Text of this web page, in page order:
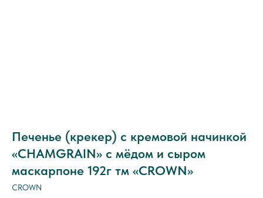
Печенье (крекер) с кремовой начинкой
«CHAMGRAIN» с мёдом и сыром
маскарпоне 192г тм «CROWN»
CROWN